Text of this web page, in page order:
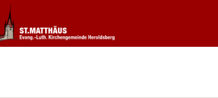
Evang. Kirchengemeinde St.
Matthäus Heroldsberg
Informationen rund um unsere
Kirchengemeinde